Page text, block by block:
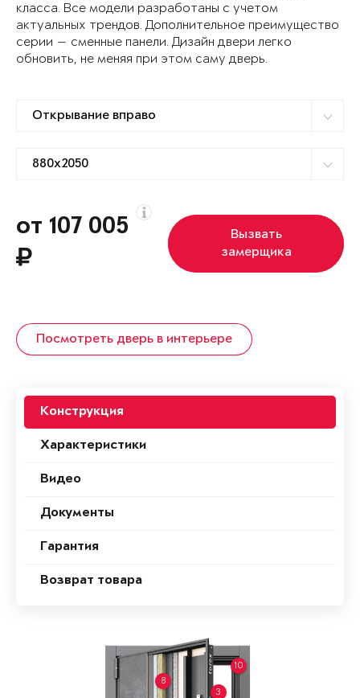
класса. Все модели разработаны с учетом
актуальных трендов. Дополнительное преимущество
серии — сменные панели. Дизайн двери легко
обновить, не меняя при этом саму дверь.
от 107 005
Вызвать
замерщика
Посмотреть дверь в интерьере
Конструкция
Характеристики
Видео
Документы
Гарантия
Возврат товара
3
8
10